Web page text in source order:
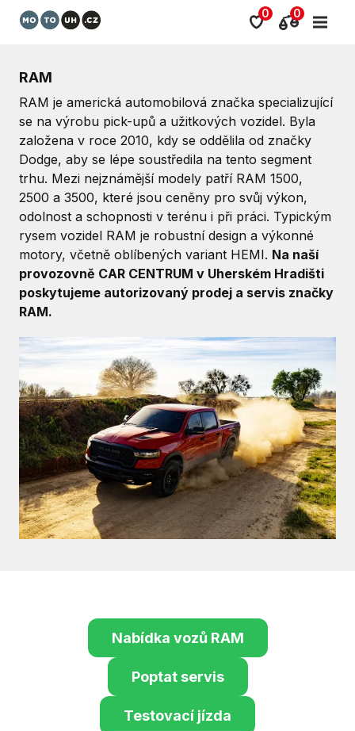
0 0
RAM
RAM je americká automobilová značka specializující
se na výrobu pick-upů a užitkových vozidel. Byla
založena v roce 2010, kdy se oddělila od značky
Dodge, aby se lépe soustředila na tento segment
trhu. Mezi nejznámější modely patří RAM 1500,
2500 a 3500, které jsou ceněny pro svůj výkon,
odolnost a schopnosti v terénu i při práci. Typickým
rysem vozidel RAM je robustní design a výkonné
motory, včetně oblíbených variant HEMI. Na naší
provozovně CAR CENTRUM v Uherském Hradišti
poskytujeme autorizovaný prodej a servis značky
RAM.
Nabídka vozů RAM
Poptat servis
Testovací jízda